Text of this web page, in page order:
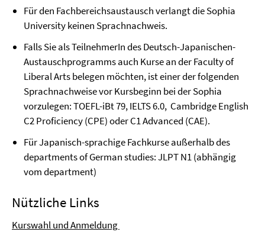
Für den Fachbereichsaustausch verlangt die Sophia
University keinen Sprachnachweis.
Falls Sie als TeilnehmerIn des Deutsch-Japanischen-
Austauschprogramms auch Kurse an der Faculty of
Liberal Arts belegen möchten, ist einer der folgenden
Sprachnachweise vor Kursbeginn bei der Sophia
vorzulegen: TOEFL-iBt 79, IELTS 6.0, Cambridge English
C2 Proficiency (CPE) oder C1 Advanced (CAE).
Für Japanisch-sprachige Fachkurse außerhalb des
departments of German studies: JLPT N1 (abhängig
vom department)
Nützliche Links
Kurswahl und Anmeldung